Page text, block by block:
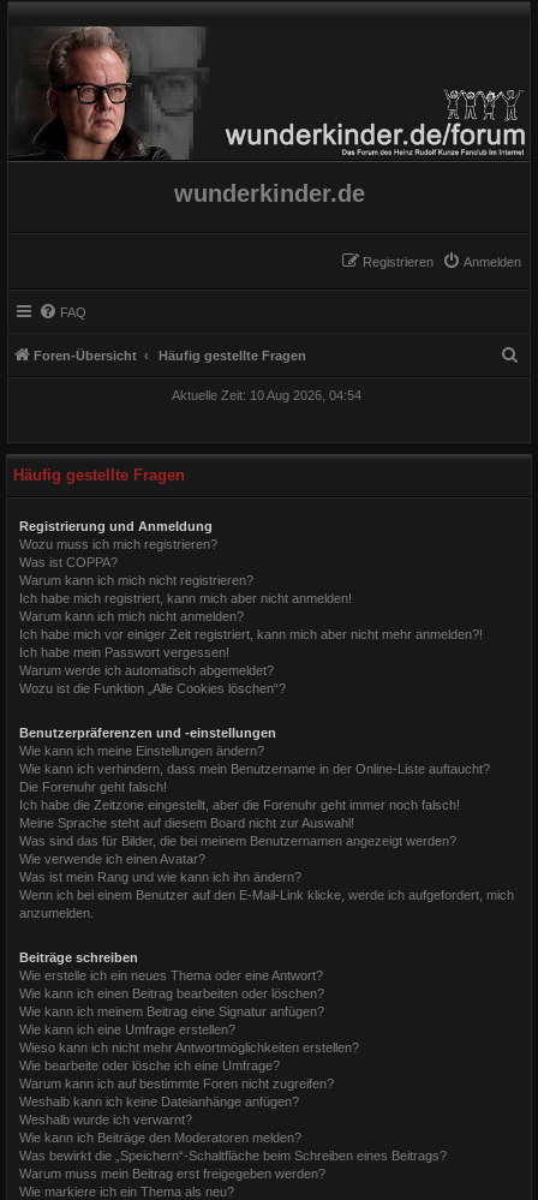
wunderkinder.de
Anmelden
Registrieren
FAQ
Foren-Übersicht Häufig gestellte Fragen
Aktuelle Zeit: 10 Aug 2026, 04:54
Häufig gestellte Fragen
Registrierung und Anmeldung
Wozu muss ich mich registrieren?
Was ist COPPA?
Warum kann ich mich nicht registrieren?
Ich habe mich registriert, kann mich aber nicht anmelden!
Warum kann ich mich nicht anmelden?
Ich habe mich vor einiger Zeit registriert, kann mich aber nicht mehr anmelden?!
Ich habe mein Passwort vergessen!
Warum werde ich automatisch abgemeldet?
Wozu ist die Funktion „Alle Cookies löschen“?
Benutzerpräferenzen und -einstellungen
Wie kann ich meine Einstellungen ändern?
Wie kann ich verhindern, dass mein Benutzername in der Online-Liste auftaucht?
Die Forenuhr geht falsch!
Ich habe die Zeitzone eingestellt, aber die Forenuhr geht immer noch falsch!
Meine Sprache steht auf diesem Board nicht zur Auswahl!
Was sind das für Bilder, die bei meinem Benutzernamen angezeigt werden?
Wie verwende ich einen Avatar?
Was ist mein Rang und wie kann ich ihn ändern?
Wenn ich bei einem Benutzer auf den E-Mail-Link klicke, werde ich aufgefordert, mich
anzumelden.
Beiträge schreiben
Wie erstelle ich ein neues Thema oder eine Antwort?
Wie kann ich einen Beitrag bearbeiten oder löschen?
Wie kann ich meinem Beitrag eine Signatur anfügen?
Wie kann ich eine Umfrage erstellen?
Wieso kann ich nicht mehr Antwortmöglichkeiten erstellen?
Wie bearbeite oder lösche ich eine Umfrage?
Warum kann ich auf bestimmte Foren nicht zugreifen?
Weshalb kann ich keine Dateianhänge anfügen?
Weshalb wurde ich verwarnt?
Wie kann ich Beiträge den Moderatoren melden?
Was bewirkt die „Speichern“-Schaltfläche beim Schreiben eines Beitrags?
Warum muss mein Beitrag erst freigegeben werden?
Wie markiere ich ein Thema als neu?